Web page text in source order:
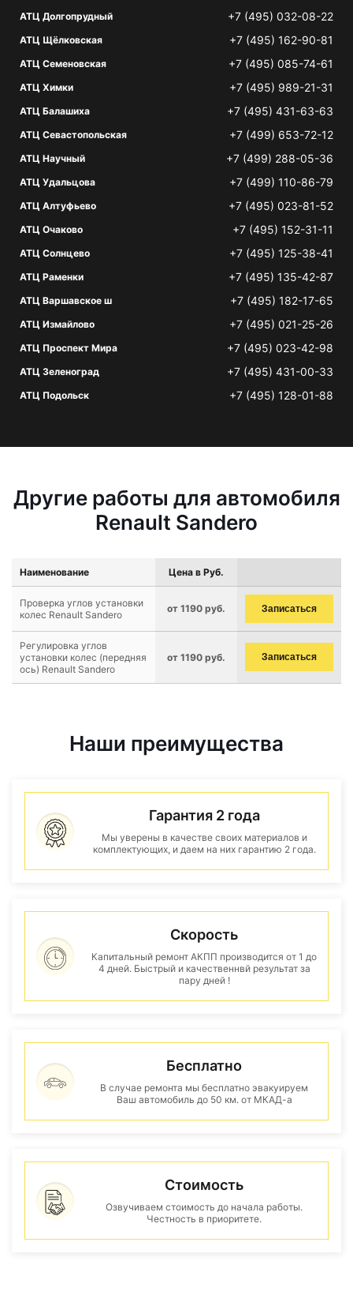
АТЦ Долгопрудный +7 (495) 032-08-22
АТЦ Щёлковская +7 (495) 162-90-81
АТЦ Семеновская +7 (495) 085-74-61
АТЦ Химки +7 (495) 989-21-31
АТЦ Балашиха +7 (495) 431-63-63
АТЦ Севастопольская +7 (499) 653-72-12
АТЦ Научный +7 (499) 288-05-36
АТЦ Удальцова +7 (499) 110-86-79
АТЦ Алтуфьево +7 (495) 023-81-52
АТЦ Очаково +7 (495) 152-31-11
АТЦ Солнцево +7 (495) 125-38-41
АТЦ Раменки +7 (495) 135-42-87
АТЦ Варшавское ш +7 (495) 182-17-65
АТЦ Измайлово +7 (495) 021-25-26
АТЦ Проспект Мира +7 (495) 023-42-98
АТЦ Зеленоград +7 (495) 431-00-33
АТЦ Подольск +7 (495) 128-01-88
Другие работы для автомобиля
Renault Sandero
Наименование Цена в Руб.
Проверка углов установки
колес Renault Sandero
от 1190 руб. Записаться
Регулировка углов
установки колес (передняя
ось) Renault Sandero
от 1190 руб. Записаться
Наши преимущества
Гарантия 2 года
Мы уверены в качестве своих материалов и
комплектующих, и даем на них гарантию 2 года.
Скорость
Капитальный ремонт АКПП производится от 1 до
4 дней. Быстрый и качественнвй результат за
пару дней !
Бесплатно
В случае ремонта мы бесплатно эвакуируем
Ваш автомобиль до 50 км. от МКАД-а
Стоимость
Озвучиваем стоимость до начала работы.
Честность в приоритете.